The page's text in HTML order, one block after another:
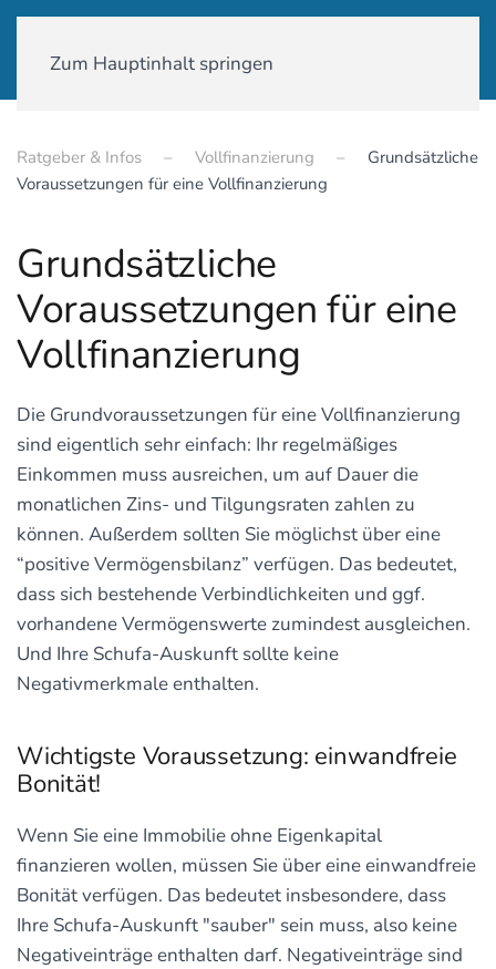
Zum Hauptinhalt springen
Ratgeber & Infos Vollfinanzierung
Grundsätzliche
Voraussetzungen für eine Vollfinanzierung
Grundsätzliche
Voraussetzungen für eine
Vollfinanzierung
Die Grundvoraussetzungen für eine Vollfinanzierung
sind eigentlich sehr einfach: Ihr regelmäßiges
Einkommen muss ausreichen, um auf Dauer die
monatlichen Zins- und Tilgungsraten zahlen zu
können. Außerdem sollten Sie möglichst über eine
“positive Vermögensbilanz” verfügen. Das bedeutet,
dass sich bestehende Verbindlichkeiten und ggf.
vorhandene Vermögenswerte zumindest ausgleichen.
Und Ihre Schufa-Auskunft sollte keine
Negativmerkmale enthalten.
Wichtigste Voraussetzung: einwandfreie
Bonität!
Wenn Sie eine Immobilie ohne Eigenkapital
finanzieren wollen, müssen Sie über eine einwandfreie
Bonität verfügen. Das bedeutet insbesondere, dass
Ihre Schufa-Auskunft "sauber" sein muss, also keine
Negativeinträge enthalten darf. Negativeinträge sind